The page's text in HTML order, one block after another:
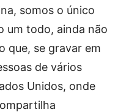
somos o único
um todo, ainda não
que, se gravar em
de vários
Unidos, onde